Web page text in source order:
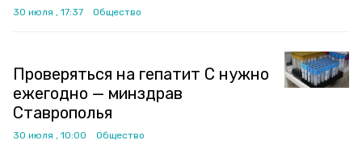
30 июля , 17:37 Общество
Проверяться на гепатит C нужно
ежегодно — минздрав
Ставрополья
30 июля , 10:00 Общество